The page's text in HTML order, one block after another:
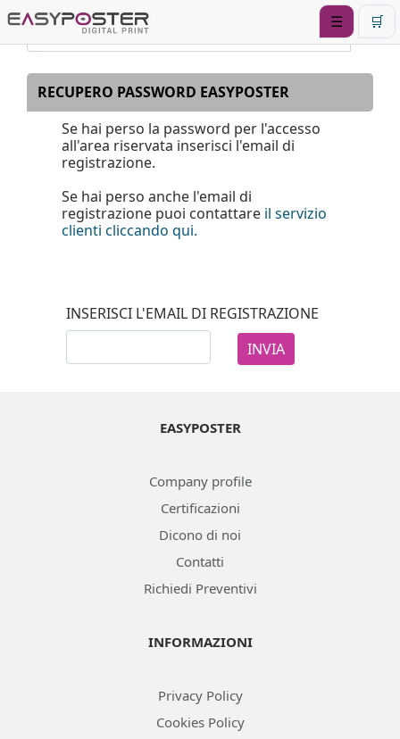
☰ 🛒
RECUPERO PASSWORD EASYPOSTER
Se hai perso la password per l'accesso
all'area riservata inserisci l'email di
registrazione.
Se hai perso anche l'email di
registrazione puoi contattare il servizio
clienti cliccando qui.
INSERISCI L'EMAIL DI REGISTRAZIONE
INVIA
EASYPOSTER
Company profile
Certificazioni
Dicono di noi
Contatti
Richiedi Preventivi
INFORMAZIONI
Privacy Policy
Cookies Policy